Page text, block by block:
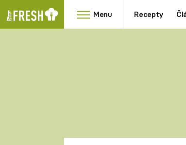
Menu Recepty
RYCHLOVKY